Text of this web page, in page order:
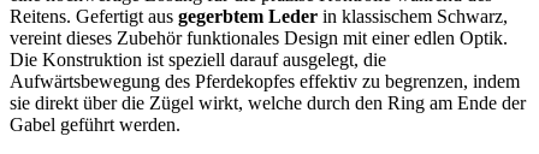
Reitens. Gefertigt aus gegerbtem Leder in klassischem Schwarz,
vereint dieses Zubehör funktionales Design mit einer edlen Optik.
Die Konstruktion ist speziell darauf ausgelegt, die
Aufwärtsbewegung des Pferdekopfes effektiv zu begrenzen, indem
sie direkt über die Zügel wirkt, welche durch den Ring am Ende der
Gabel geführt werden.